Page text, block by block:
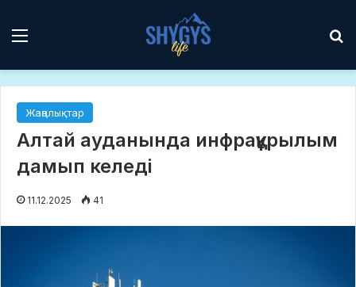
Мәзір
Жаңалықтар
Алтай ауданында инфрақұрылым
дамып келеді
11.12.2025 41